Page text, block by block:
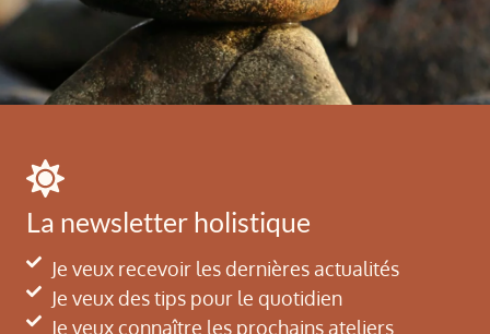
La newsletter holistique
Je veux recevoir les dernières actualités
Je veux des tips pour le quotidien
Je veux connaître les prochains ateliers